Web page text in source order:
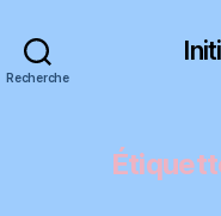
Recherche